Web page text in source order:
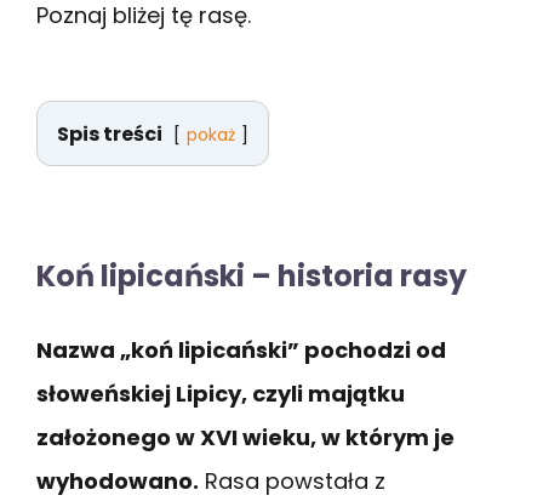
Poznaj bliżej tę rasę.
Spis treści pokaż
Koń lipicański – historia rasy
Nazwa „koń lipicański” pochodzi od
słoweńskiej Lipicy, czyli majątku
założonego w XVI wieku, w którym je
wyhodowano. Rasa powstała z